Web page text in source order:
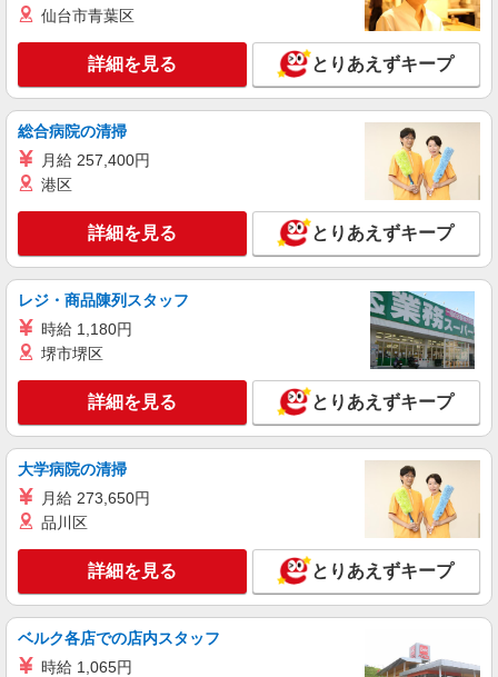
仙台市青葉区
詳細を見る とりあえずキープ
総合病院の清掃
月給 257,400円
港区
詳細を見る とりあえずキープ
レジ・商品陳列スタッフ
時給 1,180円
堺市堺区
詳細を見る とりあえずキープ
大学病院の清掃
月給 273,650円
品川区
詳細を見る とりあえずキープ
ベルク各店での店内スタッフ
時給 1,065円